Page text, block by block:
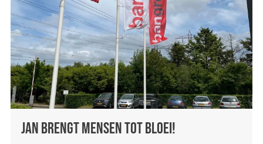
JAN BRENGT MENSEN TOT BLOEI!